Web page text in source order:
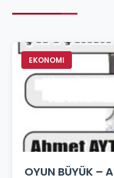
EKONOMI
OYUN BÜYÜK –